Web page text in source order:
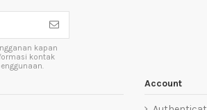
kapan
kontak
Account